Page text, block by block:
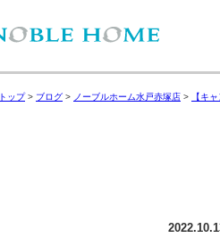
トップ> ブログ > ノーブルホーム水戸赤塚店 > 【キ